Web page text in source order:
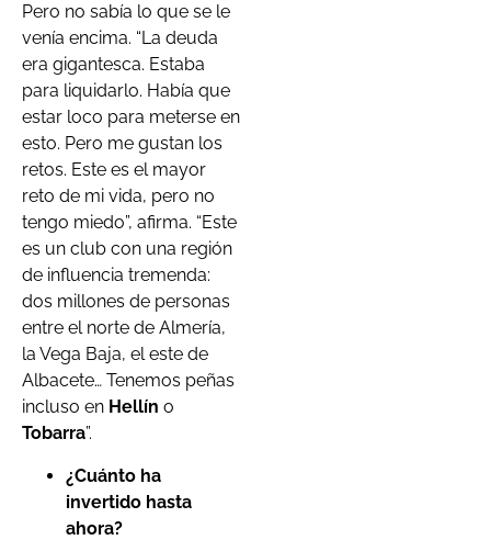
Pero no sabía lo que se le
venía encima. “La deuda
era gigantesca. Estaba
para liquidarlo. Había que
estar loco para meterse en
esto. Pero me gustan los
retos. Este es el mayor
reto de mi vida, pero no
tengo miedo”, afirma. “Este
es un club con una región
de influencia tremenda:
dos millones de personas
entre el norte de Almería,
la Vega Baja, el este de
Albacete… Tenemos peñas
incluso en Hellín o
Tobarra”.
¿Cuánto ha
invertido hasta
ahora?